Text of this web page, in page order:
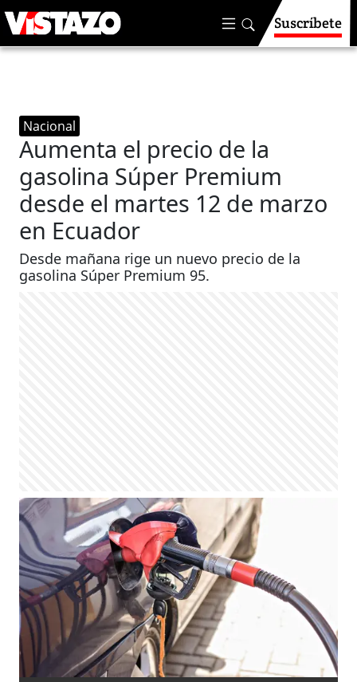
Suscríbete
Nacional
Aumenta el precio de la
gasolina Súper Premium
desde el martes 12 de marzo
en Ecuador
Desde mañana rige un nuevo precio de la
gasolina Súper Premium 95.